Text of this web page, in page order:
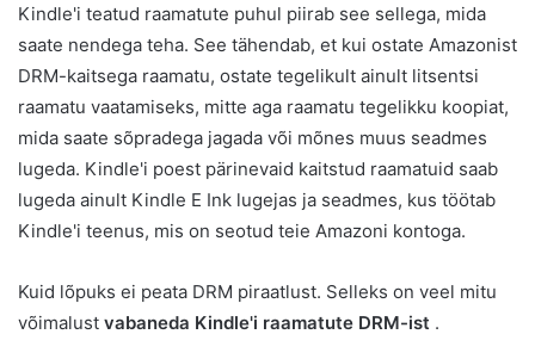
Kindle'i teatud raamatute puhul piirab see sellega, mida
saate nendega teha. See tähendab, et kui ostate Amazonist
DRM-kaitsega raamatu, ostate tegelikult ainult litsentsi
raamatu vaatamiseks, mitte aga raamatu tegelikku koopiat,
mida saate sõpradega jagada või mõnes muus seadmes
lugeda. Kindle'i poest pärinevaid kaitstud raamatuid saab
lugeda ainult Kindle E Ink lugejas ja seadmes, kus töötab
Kindle'i teenus, mis on seotud teie Amazoni kontoga.
Kuid lõpuks ei peata DRM piraatlust. Selleks on veel mitu
võimalust vabaneda Kindle'i raamatute DRM-ist .